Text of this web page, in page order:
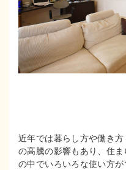
近年では暮らし方や働き
の高騰の影響もあり、住
の中でいろいろな使い方